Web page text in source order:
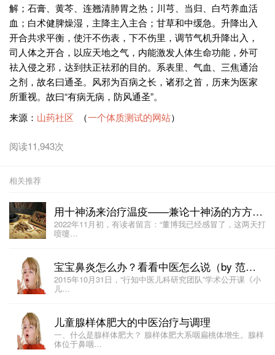
解；石膏、黄芩、连翘清肺胃之热；川芎、当归、白芍养血活
血；白术健脾燥湿，主降主入主合；甘草和中缓急。升降出入
开合共求平衡，使汗不伤表，下不伤里，调节气机升降出入，
司人体之开合，以应天地之气，内能激发人体生命功能，外可
祛入侵之邪，达到扶正祛邪的目的。系表里、气血、三焦通治
之剂，故名曰通圣。风邪为百病之长，诸邪之首，历来为医家
所重视。故曰“有病无病，防风通圣”。
来源： 山药社区 （一个体质测试的网站）
阅读11,943次
相关推荐
用十神汤来治疗温疫——兼论十神汤的方方面面
2022年11月初，有读者留言：“董博我已经感冒了，这两天打
喷嚏…
宝宝鼻炎怎么办？看看中医怎么说（by 范圣华）
2015年10月31日，“行知中医儿科研究团队”学术公开课《小
儿…
儿童腺样体肥大的中医治疗与调理
一、什么是腺样体肥大？ 腺样体肥大系咽扁桃体增生。腺样
体位于鼻咽…